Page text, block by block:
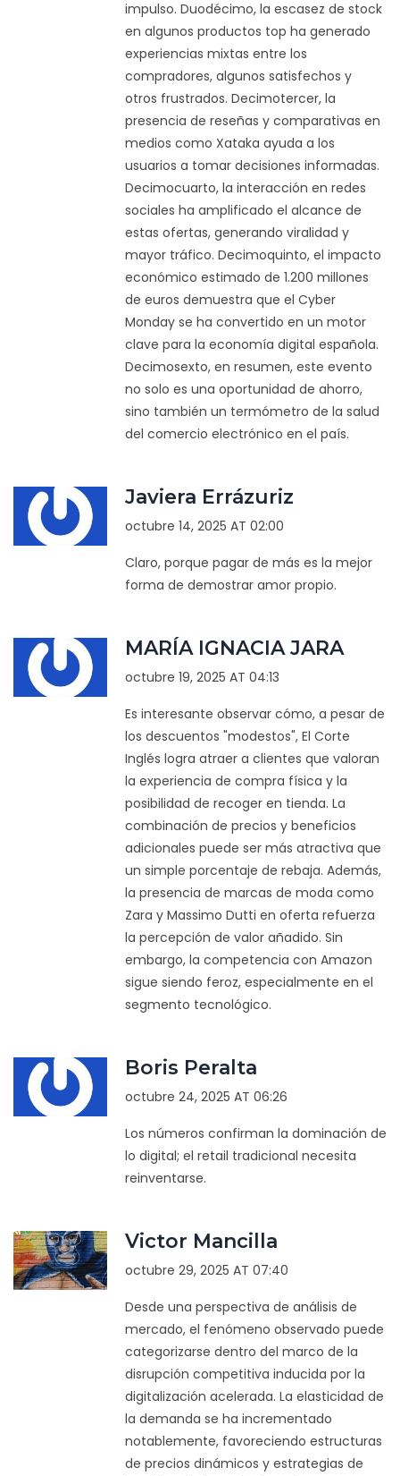
impulso. Duodécimo, la escasez de stock
en algunos productos top ha generado
experiencias mixtas entre los
compradores, algunos satisfechos y
otros frustrados. Decimotercer, la
presencia de reseñas y comparativas en
medios como Xataka ayuda a los
usuarios a tomar decisiones informadas.
Decimocuarto, la interacción en redes
sociales ha amplificado el alcance de
estas ofertas, generando viralidad y
mayor tráfico. Decimoquinto, el impacto
económico estimado de 1.200 millones
de euros demuestra que el Cyber
Monday se ha convertido en un motor
clave para la economía digital española.
Decimosexto, en resumen, este evento
no solo es una oportunidad de ahorro,
sino también un termómetro de la salud
del comercio electrónico en el país.
Javiera Errázuriz
octubre 14, 2025 AT 02:00
Claro, porque pagar de más es la mejor
forma de demostrar amor propio.
MARÍA IGNACIA JARA
octubre 19, 2025 AT 04:13
Es interesante observar cómo, a pesar de
los descuentos "modestos", El Corte
Inglés logra atraer a clientes que valoran
la experiencia de compra física y la
posibilidad de recoger en tienda. La
combinación de precios y beneficios
adicionales puede ser más atractiva que
un simple porcentaje de rebaja. Además,
la presencia de marcas de moda como
Zara y Massimo Dutti en oferta refuerza
la percepción de valor añadido. Sin
embargo, la competencia con Amazon
sigue siendo feroz, especialmente en el
segmento tecnológico.
Boris Peralta
octubre 24, 2025 AT 06:26
Los números confirman la dominación de
lo digital; el retail tradicional necesita
reinventarse.
Victor Mancilla
octubre 29, 2025 AT 07:40
Desde una perspectiva de análisis de
mercado, el fenómeno observado puede
categorizarse dentro del marco de la
disrupción competitiva inducida por la
digitalización acelerada. La elasticidad de
la demanda se ha incrementado
notablemente, favoreciendo estructuras
de precios dinámicos y estrategias de